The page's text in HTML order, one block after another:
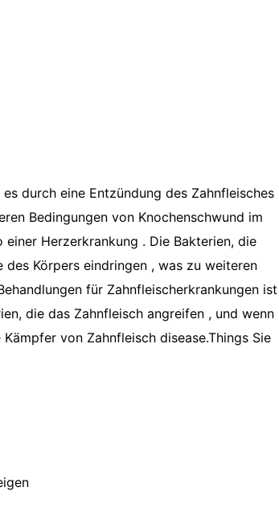
durch eine Entzündung des Zahnfleisches
Bedingungen von Knochenschwund im
Herzerkrankung . Die Bakterien, die
Körpers eindringen , was zu weiteren
für Zahnfleischerkrankungen ist
die das Zahnfleisch angreifen , und wenn
von Zahnfleisch disease.Things Sie